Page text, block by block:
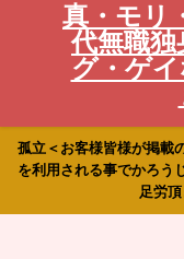
真・モリ
代無職
グ・ゲ
孤立＜お客様皆様が掲載
を利用される事でかろう
足労